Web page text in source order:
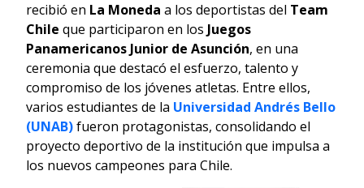
recibió en La Moneda a los deportistas del Team
Chile que participaron en los Juegos
Panamericanos Junior de Asunción, en una
ceremonia que destacó el esfuerzo, talento y
compromiso de los jóvenes atletas. Entre ellos,
varios estudiantes de la Universidad Andrés Bello
(UNAB)fueron protagonistas, consolidando el
proyecto deportivo de la institución que impulsa a
los nuevos campeones para Chile.